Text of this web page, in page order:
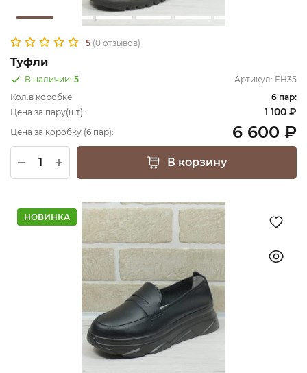
5 (0 отзывов)
Туфли
В наличии: 5 Артикул: FH35
Кол.в коробке
6 пар:
Цена за пару(шт).:
1 100 ₽
Цена за коробку (6 пар): 6 600 ₽
В корзину
НОВИНКА